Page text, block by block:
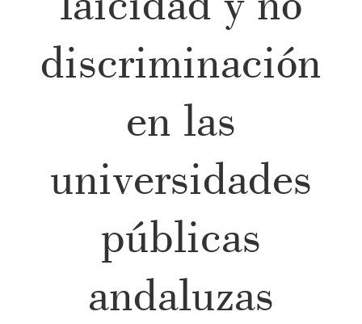
discriminación
en las
universidades
públicas
andaluzas